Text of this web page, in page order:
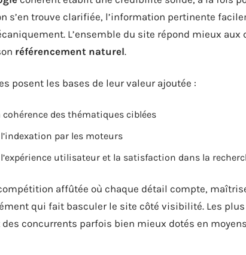
s’en trouve clarifiée, l’information pertinente
L’ensemble du site répond mieux aux
référencement naturel.
posent les bases de leur valeur ajoutée :
des thématiques ciblées
par les moteurs
utilisateur et la satisfaction dans la
affûtée où chaque détail compte,
qui fait basculer le site côté visibilité. Les
concurrents parfois bien mieux dotés en